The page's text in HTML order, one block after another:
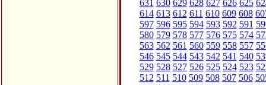
631 630 629 628 627 626 625
614 613 612 611 610 609 608
597 596 595 594 593 592 591
580 579 578 577 576 575 574
563 562 561 560 559 558 557
546 545 544 543 542 541 540
529 528 527 526 525 524 523
512 511 510 509 508 507 506